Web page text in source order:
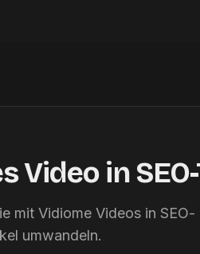
Video in
mit Vidiome Videos in SEO-
umwandeln.